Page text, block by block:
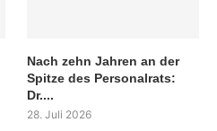
Nach zehn Jahren an der
Spitze des Personalrats:
Dr....
28. Juli 2026